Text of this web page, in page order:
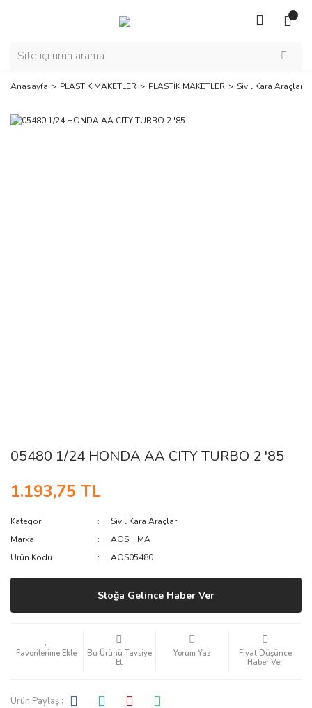
Anasayfa PLASTİK MAKETLER PLASTİK MAKETLER Sivil Kara Araçları
05480 1/24 HONDA AA CITY TURBO 2 '85
1.193,75 TL
Kategori
Sivil Kara Araçları
Marka
AOSHIMA
Ürün Kodu
AOS05480
Stoğa Gelince Haber Ver
Bu Ürünü Tavsiye
Et
Yorum Yaz
Fiyat Düşünce
Haber Ver
Ürün Paylaş :